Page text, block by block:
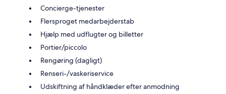
Concierge-tjenester
Flersproget medarbejderstab
Hjælp med udflugter og billetter
Portier/piccolo
Rengøring (dagligt)
Renseri-/vaskeriservice
Udskiftning af håndklæder efter anmodning